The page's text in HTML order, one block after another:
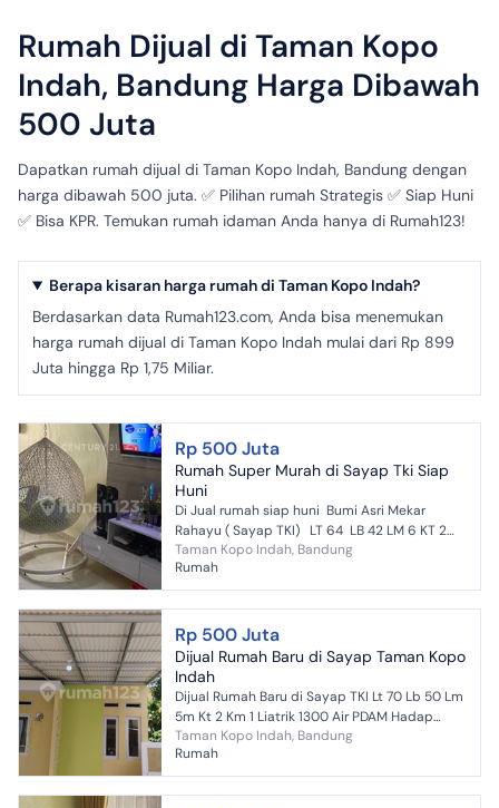
Rumah Dijual di Taman Kopo
Indah, Bandung Harga Dibawah
500 Juta
Dapatkan rumah dijual di Taman Kopo Indah, Bandung dengan
harga dibawah 500 juta. ✅ Pilihan rumah Strategis ✅ Siap Huni
✅ Bisa KPR. Temukan rumah idaman Anda hanya di Rumah123!
Berapa kisaran harga rumah di Taman Kopo Indah?
Berdasarkan data Rumah123.com, Anda bisa menemukan
harga rumah dijual di Taman Kopo Indah mulai dari Rp 899
Juta hingga Rp 1,75 Miliar.
Rp 500 Juta
Rumah Super Murah di Sayap Tki Siap
Huni
Di Jual rumah siap huni Bumi Asri Mekar
Rahayu ( Sayap TKI) LT 64 LB 42 LM 6 KT 2
KM 1 Carport 1 Listrik 2200 Air : PAM dan jet
pu...
Taman Kopo Indah, Bandung
Rumah
Rp 500 Juta
Dijual Rumah Baru di Sayap Taman Kopo
Indah
Dijual Rumah Baru di Sayap TKI Lt 70 Lb 50 Lm
5m Kt 2 Km 1 Liatrik 1300 Air PDAM Hadap
Timur SHM, IMB Cqrport 1 Cat : Custom Harga
500 jt Hub D...
Taman Kopo Indah, Bandung
Rumah